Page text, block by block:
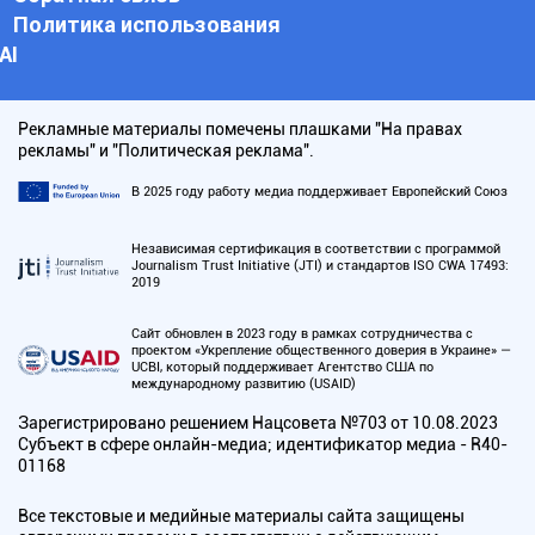
Политика использования
АI
Рекламные материалы помечены плашками "На правах
рекламы" и "Политическая реклама".
В 2025 году работу медиа поддерживает Европейский Союз
Независимая сертификация в соответствии с программой
Journalism Trust Initiative (JTI) и стандартов ISO CWA 17493:
2019
Сайт обновлен в 2023 году в рамках сотрудничества с
проектом «Укрепление общественного доверия в Украине» —
UCBI, который поддерживает Агентство США по
международному развитию (USAID)
Зарегистрировано решением Нацсовета №703 от 10.08.2023
Субъект в сфере онлайн-медиа; идентификатор медиа - R40-
01168
Все текстовые и медийные материалы сайта защищены